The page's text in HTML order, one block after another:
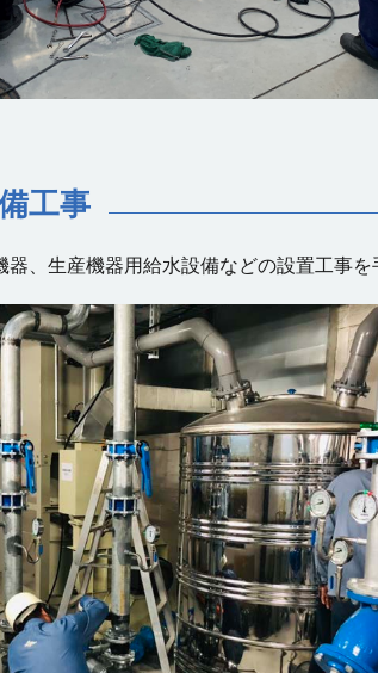
工事
、生産機器用給水設備などの設置工事を